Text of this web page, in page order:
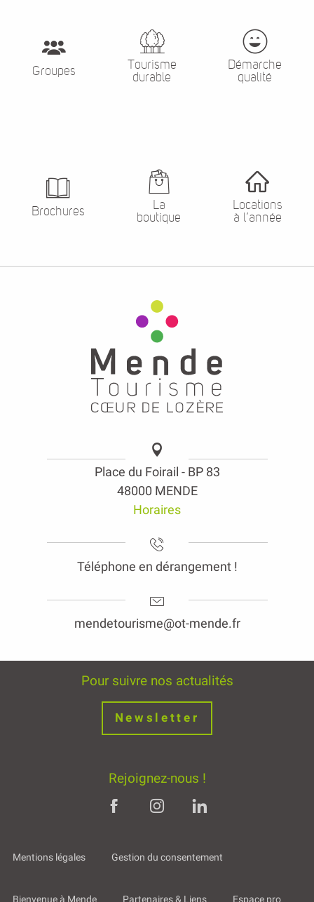
Groupes
Tourisme
durable
Démarche
qualité
Brochures
La
boutique
Locations
à l’année
Place du Foirail - BP 83
48000 MENDE
Horaires
Téléphone en dérangement !
mendetourisme@ot-mende.fr
Pour suivre nos actualités
Newsletter
Rejoignez-nous !
Mentions légales Gestion du consentement
Bienvenue à Mende Partenaires & Liens Espace pro